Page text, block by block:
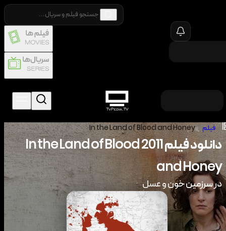
/ فیلم /
In the Land of Blood and Honey
دانلود فیلم2011
In the Land of Blood
and Honey
در سرزمین خون و عسل